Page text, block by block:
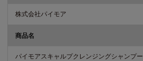
株式会社パイモア
商品名
パイモアスキャルプクレンジングシャンプー